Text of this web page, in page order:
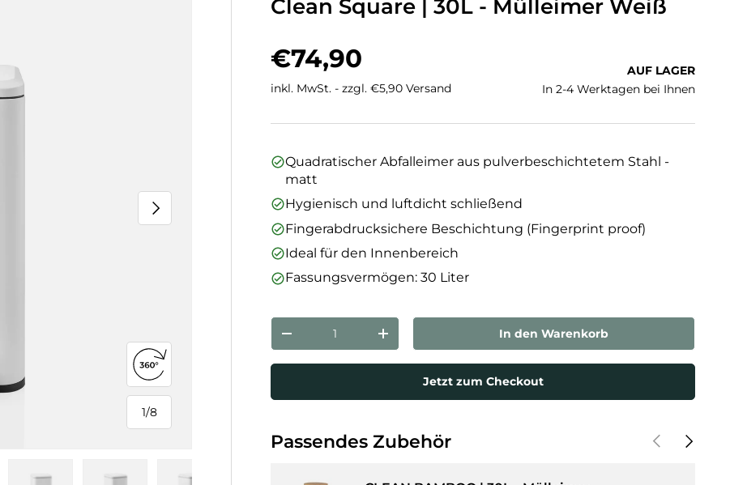
1/
von
8
Nächste
360°-Ansicht öffnen
Clean Square | 30L - Mülleimer Weiß
Normaler Preis
€74,90
inkl. MwSt. - zzgl. €5,90 Versand
AUF LAGER
In 2-4 Werktagen bei Ihnen
Quadratischer Abfalleimer aus pulverbeschichtetem Stahl -
matt
Hygienisch und luftdicht schließend
Fingerabdrucksichere Beschichtung (Fingerprint proof)
Ideal für den Innenbereich
Fassungsvermögen: 30 Liter
Anzahl
Menge verringernMenge erhöhen In den Warenkorb
Jetzt zum Checkout
Passendes Zubehör VorherigeNächste